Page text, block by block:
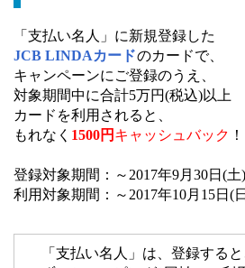
「支払い名人」に新規登録した
JCB LINDAカードのカードで、
キャンペーンにご登録のうえ、
対象期間中に合計5万円(税込)以上
カードを利用されると、
もれなく 1500円 キャッシュバック ！
登録対象期間：～2017年9月30日(土)
利用対象期間：～2017年10月15日(
「支払い名人」は、登録する